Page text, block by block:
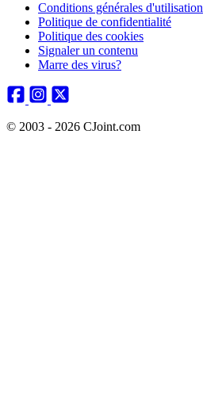
Conditions générales d'utilisation
Politique de confidentialité
Politique des cookies
Signaler un contenu
Marre des virus?
© 2003 - 2026 CJoint.com